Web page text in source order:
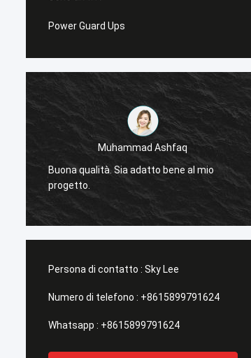
Power Guard Ups
Muhammad Ashfaq
Buona qualità. Sia adatto bene al mio
progetto.
Persona di contatto : Sky Lee
Numero di telefono : +8615899791624
Whatsapp : +8615899791624